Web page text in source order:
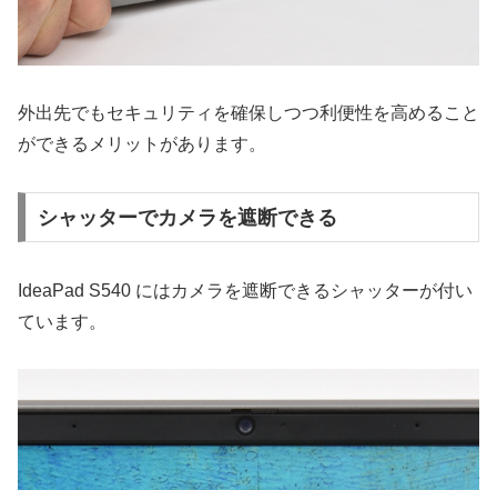
外出先でもセキュリティを確保しつつ利便性を高めること
ができるメリットがあります。
シャッターでカメラを遮断できる
IdeaPad S540 にはカメラを遮断できるシャッターが付い
ています。